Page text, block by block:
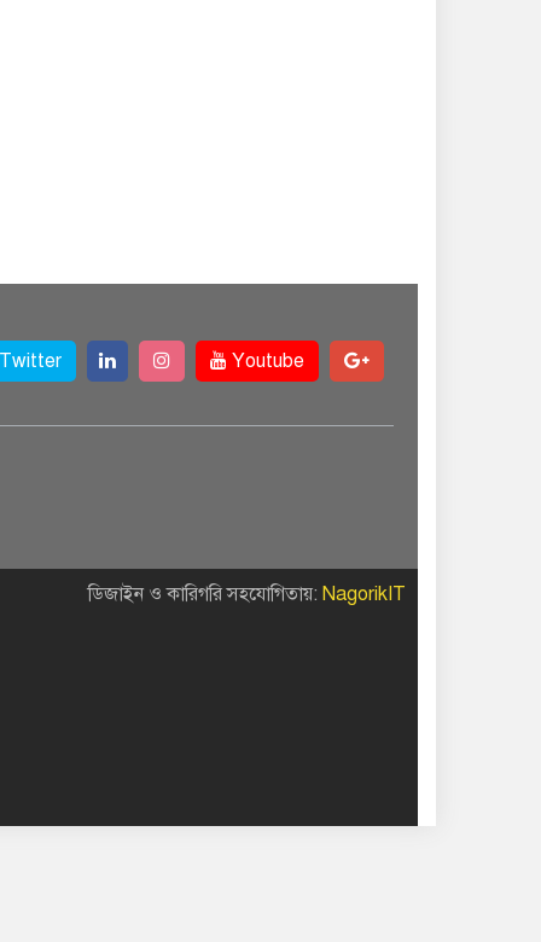
Twitter Youtube
ডিজাইন ও কারিগরি সহযোগিতায়: NagorikIT